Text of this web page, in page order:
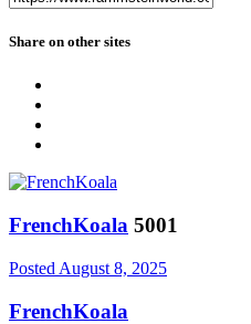
Share on other sites
FrenchKoala 5001
Posted August 8, 2025
FrenchKoala